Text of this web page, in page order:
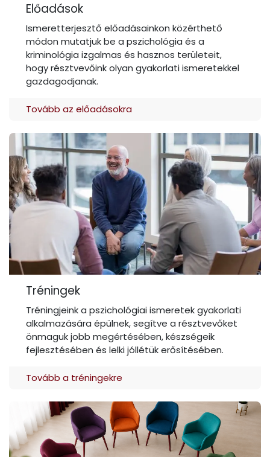
Előadások
Ismeretterjesztő előadásainkon közérthető
módon mutatjuk be a pszichológia és a
kriminológia izgalmas és hasznos területeit,
hogy résztvevőink olyan gyakorlati ismeretekkel
gazdagodjanak.
Tovább az előadásokra
Tréningek
Tréningjeink a pszichológiai ismeretek gyakorlati
alkalmazására épülnek, segítve a résztvevőket
önmaguk jobb megértésében, készségeik
fejlesztésében és lelki jóllétük erősítésében.
Tovább a tréningekre